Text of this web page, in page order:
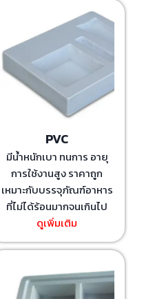
PVC
มีน้ำหนักเบา ทนการ อายุ
การใช้งานสูง ราคาถูก
เหมาะกับบรรจุภัณฑ์อาหาร
ที่ไม่ได้ร้อนมากจนเกินไป
ดูเพิ่มเติม